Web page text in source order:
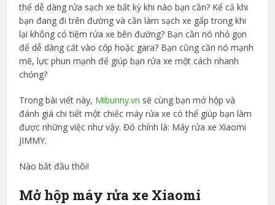
thể dễ dàng rửa sạch xe bất kỳ khi nào bạn cần? Kể cả khi
bạn đang đi trên đường và cần làm sạch xe gấp trong khi
lại không có tiệm rửa xe bên đường? Bạn cần nó nhỏ gọn
để dễ dàng cất vào cốp hoặc gara? Bạn cũng cần nó mạnh
mẽ, lực phun mạnh để giúp bạn rửa xe một cách nhanh
chóng?
Trong bài viết này, Mibunny.vn sẽ cùng bạn mở hộp và
đánh giá chi tiết một chiếc máy rửa xe có thể giúp bạn làm
được những việc như vậy. Đó chính là: Máy rửa xe Xiaomi
JIMMY.
Nào bắt đầu thôi!
Mở hộp máy rửa xe Xiaomi